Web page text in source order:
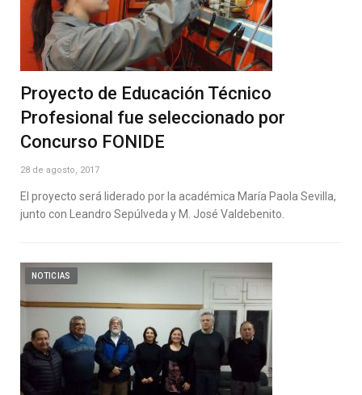
Proyecto de Educación Técnico
Profesional fue seleccionado por
Concurso FONIDE
28 de agosto, 2017
El proyecto será liderado por la académica María Paola Sevilla,
junto con Leandro Sepúlveda y M. José Valdebenito.
NOTICIAS